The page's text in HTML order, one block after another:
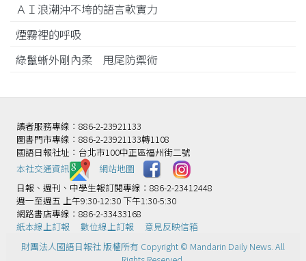
ＡＩ浪潮沖不垮的語言軟實力
煙霧裡的呼吸
綠鬣蜥外剛內柔 甩尾防禦術
讀者服務專線：886-2-23921133
圖書門市專線：886-2-23921133轉1108
國語日報社址：台北市100中正區福州街二號
本社交通資訊️
網站地圖
日報、週刊、中學生報訂閱專線：886-2-23412448
週一至週五 上午9:30-12:30 下午1:30-5:30
網路書店專線：886-2-33433168
紙本線上訂報
數位線上訂報
意見反映信箱
財團法人國語日報社 版權所有 Copyright © Mandarin Daily News. All